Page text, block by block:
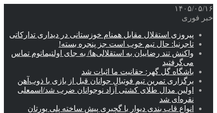
۱۴۰۵/۰۵/۱۶
خبر فوری
پیروزی استقلال مقابل همنام خوزستانی در دیداری تدارکاتی
تاجرنیا: حال تیم خوب است جز پنجره بسته!
واکنش تند رضاییان به استقلالی‌ها/ به جای اولتیماتوم تماس
می‌گرفتید
باشگاه گل گهر: حقانیت ما اثبات شد
برگزاری تمرین تیم فوتبال جوانان قبل از بازی با ذوب‌آهن
اولین مدال طلای کشتی آزاد نوجوانان ضرب شد/اسمعلی
نقره‌ای شد
انواع قاب بندی دیوار با گچبری پیش ساخته پلی یورتان